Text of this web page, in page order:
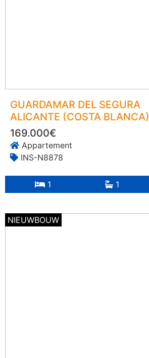
GUARDAMAR DEL SEGURA
ALICANTE (COSTA BLANCA)
169.000€
Appartement
INS-N8878
1 1
NIEUWBOUW